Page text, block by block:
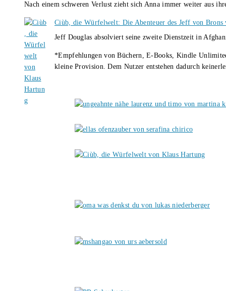
Nach einem schweren Verlust zieht sich Anna immer weiter aus
Ciùb, die Würfelwelt: Die Abenteuer des Jeff von Brons
Jeff Douglas absolviert seine zweite Dienstzeit in
*Empfehlungen von Büchern, E-Books, Kindle
kleine Provision. Dem Nutzer entstehen dadurch